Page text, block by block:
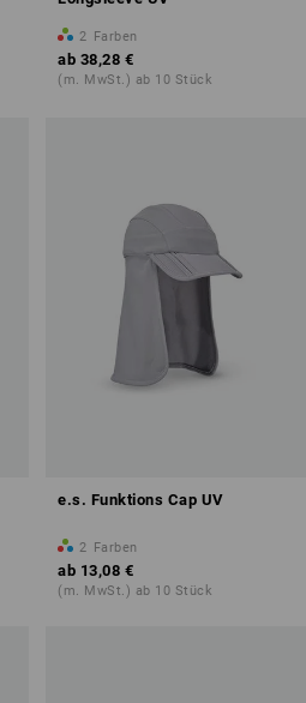
2 Farben
ab 38,28 €
(m. MwSt.) ab 10 Stück
e.s. Funktions Cap UV
2 Farben
ab 13,08 €
(m. MwSt.) ab 10 Stück